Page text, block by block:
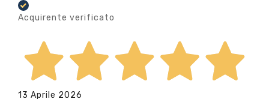
Acquirente verificato
13 Aprile 2026